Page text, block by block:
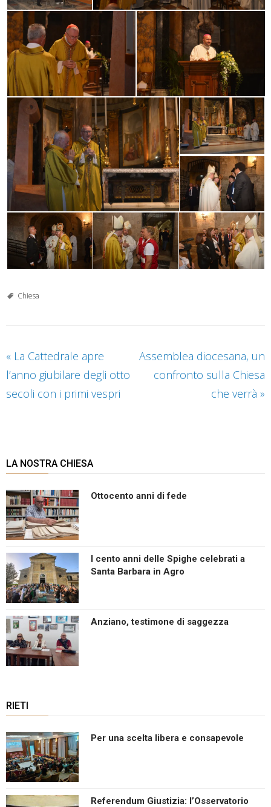
Chiesa
« La Cattedrale apre
l’anno giubilare degli otto
secoli con i primi vespri
Assemblea diocesana, un
confronto sulla Chiesa
che verrà »
LA NOSTRA CHIESA
Ottocento anni di fede
I cento anni delle Spighe celebrati a
Santa Barbara in Agro
Anziano, testimone di saggezza
RIETI
Per una scelta libera e consapevole
Referendum Giustizia: l’Osservatorio